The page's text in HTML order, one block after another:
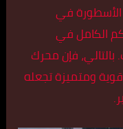
الأسطورة في
الكامل في
فإن محرك
ومتميزة تجعله